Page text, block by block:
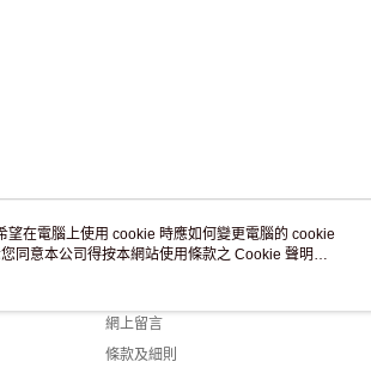
客戶服務
網上留言
條款及細則
在電腦上使用 cookie 時應如何變更電腦的 cookie
同意本公司得按本網站使用條款之 Cookie 聲明使